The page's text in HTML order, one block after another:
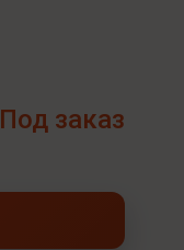
Под заказ